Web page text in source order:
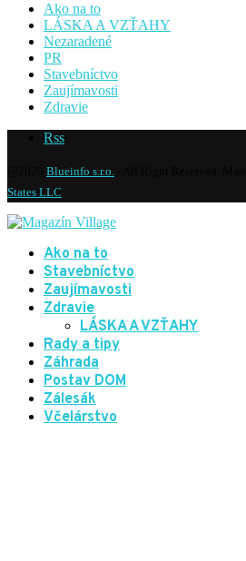
Ako na to
LÁSKA A VZŤAHY
Nezaradené
PR
Stavebníctvo
Zaujímavosti
Zdravie
Rss
Blueinfo s.r.o.
States LLC
Ako na to
Stavebníctvo
Zaujímavosti
Zdravie
LÁSKA A VZŤAHY
Rady a tipy
Záhrada
Postav DOM
Zálesák
Včelárstvo